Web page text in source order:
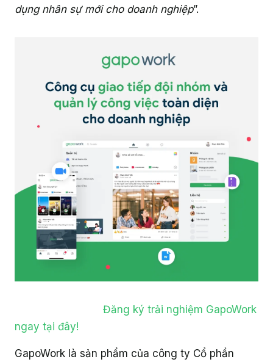
dụng nhân sự mới cho doanh nghiệp”.
Đăng ký trải nghiệm GapoWork
ngay tại đây!
GapoWork là sản phẩm của công ty Cổ phần